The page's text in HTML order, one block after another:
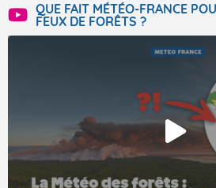
QUE FAIT MÉTÉO-FRANCE
FEUX DE FORÊTS ?